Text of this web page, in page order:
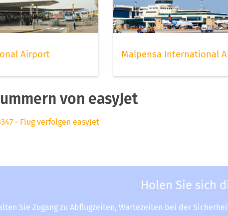
Airport Malpensa International
von easyJet
- Flug verfolgen easyJet
Holen Sie sich
Sie Zugang zu Abflugzeiten, Wartezeiten bei der